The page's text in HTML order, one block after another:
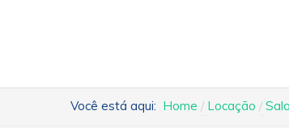
Você está aqui: Home Locação